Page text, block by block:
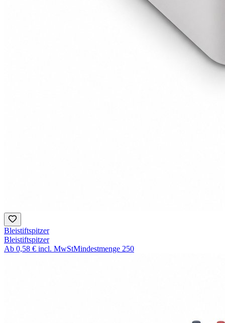
Bleistiftspitzer
Bleistiftspitzer
Ab 0,58 € incl. MwStMindestmenge 250